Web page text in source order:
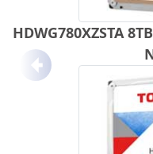
HDWG780XZSTA
Anterior